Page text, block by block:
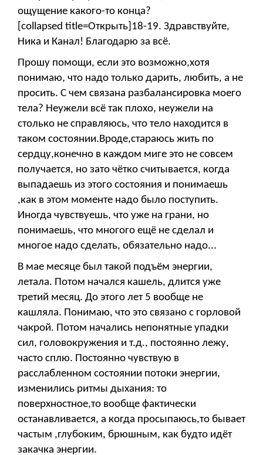
ощущение какого-то конца?
[collapsed title=Открыть]18-19. Здравствуйте,
Ника и Канал! Благодарю за всё.
Прошу помощи, если это возможно,хотя
понимаю, что надо только дарить, любить, а не
просить. С чем связана разбалансировка моего
тела? Неужели всё так плохо, неужели на
столько не справляюсь, что тело находится в
таком состоянии.Вроде,стараюсь жить по
сердцу,конечно в каждом миге это не совсем
получается, но зато чётко считывается, когда
выпадаешь из этого состояния и понимаешь
,как в этом моменте надо было поступить.
Иногда чувствуешь, что уже на грани, но
понимаешь, что многого ещё не сделал и
многое надо сделать, обязательно надо...
В мае месяце был такой подъём энергии,
летала. Потом начался кашель, длится уже
третий месяц. До этого лет 5 вообще не
кашляла. Понимаю, что это связано с горловой
чакрой. Потом начались непонятные упадки
сил, головокружения и т.д., постоянно лежу,
часто сплю. Постоянно чувствую в
расслабленном состоянии потоки энергии,
изменились ритмы дыхания: то
поверхностное,то вообще фактически
останавливается, а когда просыпаюсь,то бывает
частым ,глубоким, брюшным, как будто идёт
закачка энергии.